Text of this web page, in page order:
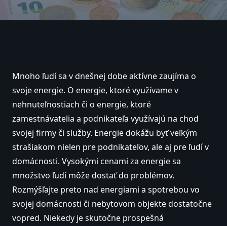
Mnoho ľudí sa v dnešnej dobe aktívne zaujíma o
svoje energie. O energie, ktoré využívame v
nehnuteľnostiach či o energie, ktoré
zamestnávatelia a podnikateľa využívajú na chod
svojej firmy či služby. Energie dokážu byť veľkým
strašiakom nielen pre podnikateľov, ale aj pre ľudí v
domácnosti. Vysokými cenami za energie sa
množstvo ľudí môže dostať do problémov.
Rozmýšľajte preto nad energiami a spotrebou vo
svojej domácnosti či nebytovom objekte dostatočne
vopred. Niekedy je skutočne prospešná